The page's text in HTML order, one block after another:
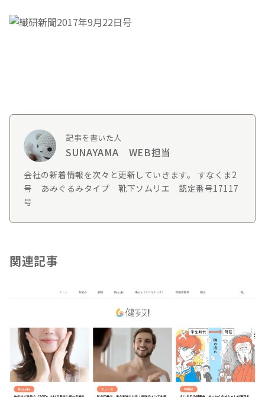
記事を書いた人
SUNAYAMA WEB担当
会社の新着情報を次々と更新していきます。 すなくま2
号 あみぐるみタイプ 靴下ソムリエ 認定番号17117
号
関連記事